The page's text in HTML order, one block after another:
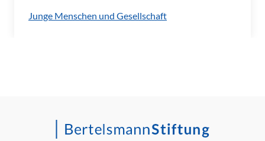
Junge Menschen und Gesellschaft